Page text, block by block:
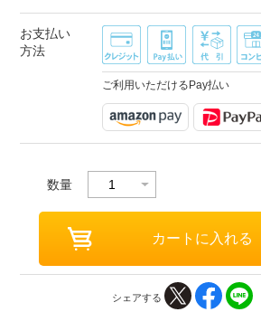
お支払い
方法
ご利用いただけるPay払い
数量
シェアする